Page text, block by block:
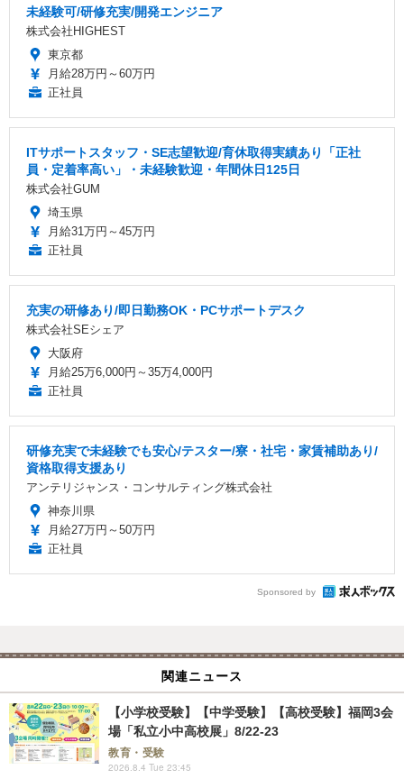
未経験可/研修充実/開発エンジニア
株式会社HIGHEST
東京都
月給28万円～60万円
正社員
ITサポートスタッフ・SE志望歓迎/育休取得実績あり「正社
員・定着率高い」・未経験歓迎・年間休日125日
株式会社GUM
埼玉県
月給31万円～45万円
正社員
充実の研修あり/即日勤務OK・PCサポートデスク
株式会社SEシェア
大阪府
月給25万6,000円～35万4,000円
正社員
研修充実で未経験でも安心/テスター/寮・社宅・家賃補助あり/
資格取得支援あり
アンテリジャンス・コンサルティング株式会社
神奈川県
月給27万円～50万円
正社員
Sponsored by
関連ニュース
【小学校受験】【中学受験】【高校受験】福岡3会
場「私立小中高校展」8/22-23
教育・受験
2026.8.4 Tue 23:45